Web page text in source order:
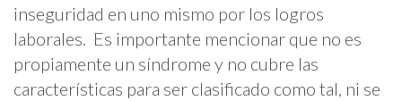
inseguridad en uno mismo por los logros
laborales. Es importante mencionar que no es
propiamente un síndrome y no cubre las
características para ser clasificado como tal, ni se